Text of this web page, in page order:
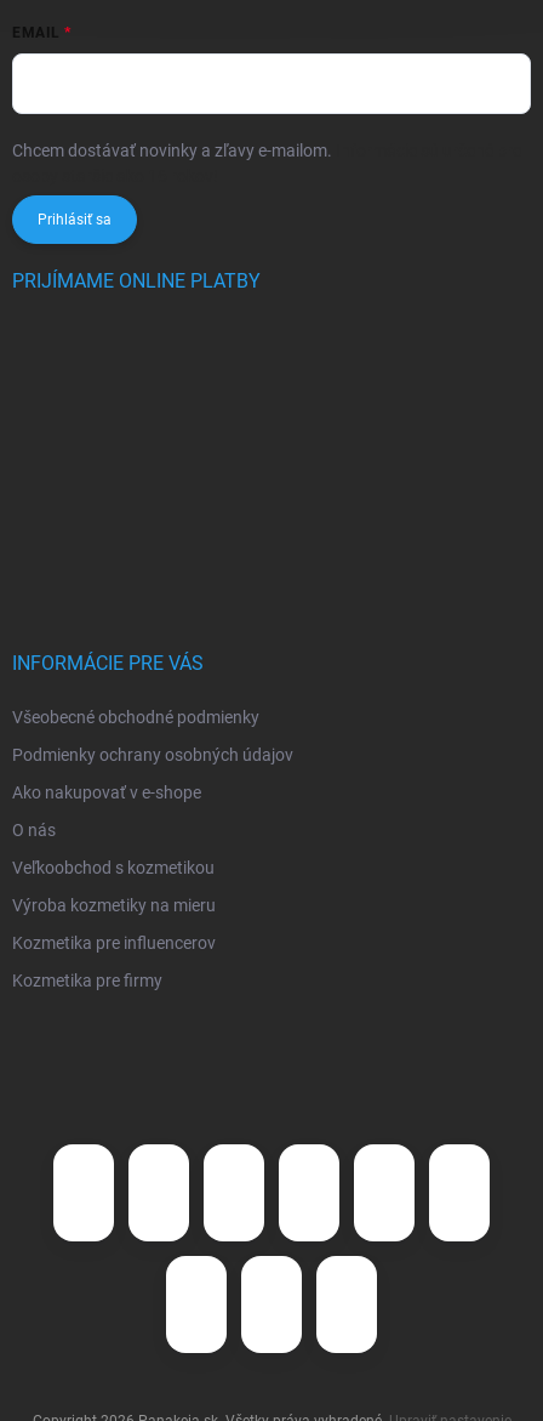
EMAIL
Chcem dostávať novinky a zľavy e-mailom.
Prihlásiť sa
PRIJÍMAME ONLINE PLATBY
INFORMÁCIE PRE VÁS
Všeobecné obchodné podmienky
Podmienky ochrany osobných údajov
Ako nakupovať v e-shope
O nás
Veľkoobchod s kozmetikou
Výroba kozmetiky na mieru
Kozmetika pre influencerov
Kozmetika pre firmy